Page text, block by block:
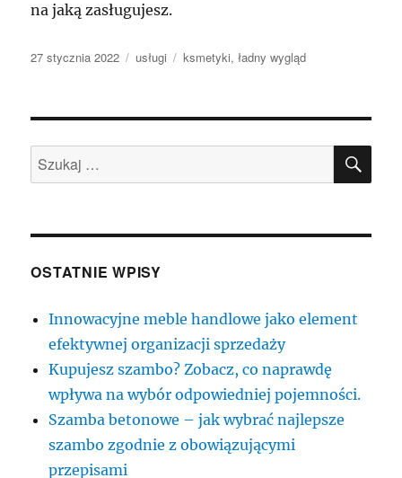
na jaką zasługujesz.
Data
27 stycznia 2022 Kategorie
usługi Tagi
ksmetyki,ładny wygląd
Szukaj:
OSTATNIE WPISY
Innowacyjne meble handlowe jako element
efektywnej organizacji sprzedaży
Kupujesz szambo? Zobacz, co naprawdę
wpływa na wybór odpowiedniej pojemności.
Szamba betonowe – jak wybrać najlepsze
szambo zgodnie z obowiązującymi
przepisami